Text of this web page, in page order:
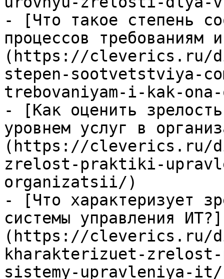
- [Что такое степень
процессов требованиям
(https://cleverics.ru/
stepen-sootvetstviya-
trebovaniyam-i-kak-
- [Как оценить
уровнем услуг в
(https://cleverics.ru/
zrelost-praktiki-
organizatsii/)
- [Что характеризует
системы управления ИТ?]
(https://cleverics.ru/
kharakterizuet-
sistemy-upravleniya-